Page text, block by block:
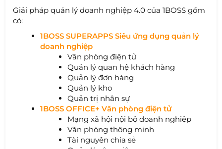
Giải pháp quản lý doanh nghiệp 4.0 của 1BOSS gồm
có:
1BOSS SUPERAPPS Siêu ứng dụng quản lý
doanh nghiệp
Văn phòng điện tử
Quản lý quan hệ khách hàng
Quản lý đơn hàng
Quản lý kho
Quản trị nhân sự
1BOSS OFFICE+ Văn phòng điện tử
Mạng xã hội nội bộ doanh nghiệp
Văn phòng thông minh
Tài nguyên chia sẻ